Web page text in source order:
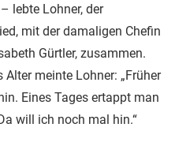
lebte Lohner, der
mit der damaligen Chefin
Gürtler, zusammen.
meinte Lohner: „Früher
Eines Tages ertappt man
will ich noch mal hin.“